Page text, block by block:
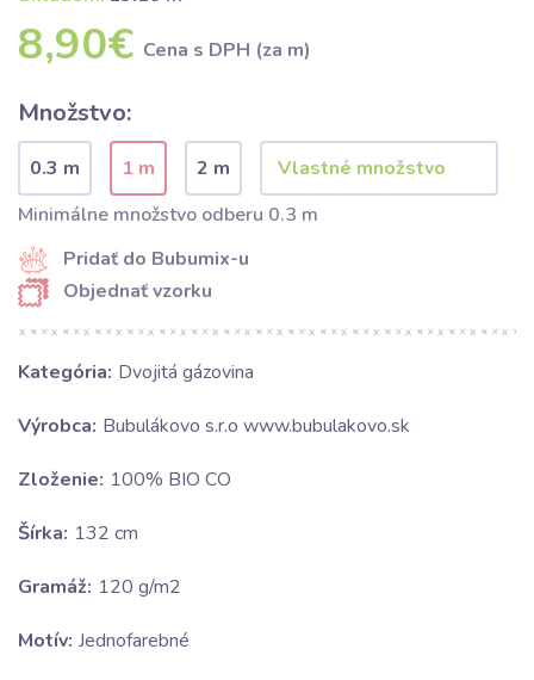
8,90€ Cena s DPH (za m)
Množstvo:
0.3 m 1 m
2 m
Minimálne množstvo odberu 0.3 m
Pridať do Bubumix-u
Objednať vzorku
Kategória: Dvojitá gázovina
Výrobca: Bubulákovo s.r.o www.bubulakovo.sk
Zloženie: 100% BIO CO
Šírka: 132 cm
Gramáž: 120 g/m2
Motív: Jednofarebné